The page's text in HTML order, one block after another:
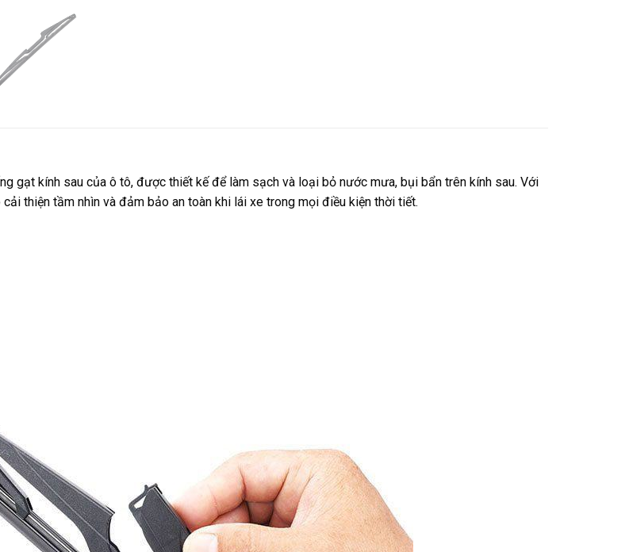
gạt kính sau của ô tô, được thiết kế để làm sạch và loại bỏ nước mưa, bụi bẩn trên kính sau. Với
thiện tầm nhìn và đảm bảo an toàn khi lái xe trong mọi điều kiện thời tiết.